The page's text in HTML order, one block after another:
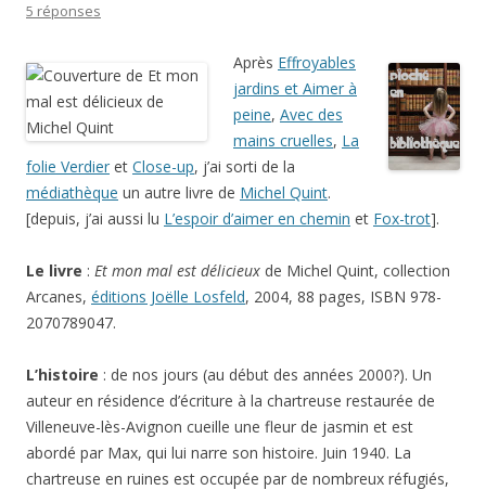
5 réponses
Après Effroyables
jardins et Aimer à
peine, Avec des
mains cruelles, La
folie Verdier et Close-up, j’ai sorti de la
médiathèque un autre livre de Michel Quint.
[depuis, j’ai aussi lu L’espoir d’aimer en chemin et Fox-trot].
Le livre : Et mon mal est délicieux de Michel Quint, collection
Arcanes, éditions Joëlle Losfeld, 2004, 88 pages, ISBN 978-
2070789047.
L’histoire : de nos jours (au début des années 2000?). Un
auteur en résidence d’écriture à la chartreuse restaurée de
Villeneuve-lès-Avignon cueille une fleur de jasmin et est
abordé par Max, qui lui narre son histoire. Juin 1940. La
chartreuse en ruines est occupée par de nombreux réfugiés,